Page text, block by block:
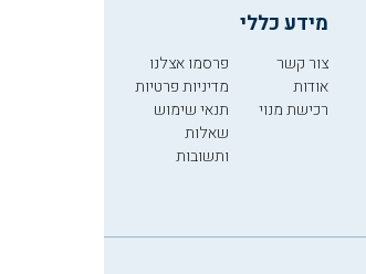
מידע כללי
צור קשר
אודות
רכישת מנוי
פרסמו אצלנו
מדיניות פרטיות
תנאי שימוש
שאלות
ותשובות